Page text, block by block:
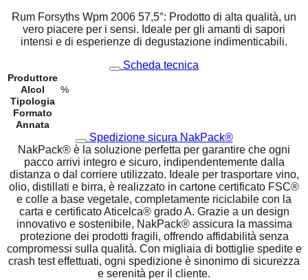
Rum Forsyths Wpm 2006 57,5°: Prodotto di alta qualità, un
vero piacere per i sensi. Ideale per gli amanti di sapori
intensi e di esperienze di degustazione indimenticabili.
Scheda tecnica
Produttore
Alcol
%
Tipologia
Formato
Annata
Spedizione sicura NakPack®
NakPack® è la soluzione perfetta per garantire che ogni
pacco arrivi integro e sicuro, indipendentemente dalla
distanza o dal corriere utilizzato. Ideale per trasportare vino,
olio, distillati e birra, è realizzato in cartone certificato FSC®
e colle a base vegetale, completamente riciclabile con la
carta e certificato Aticelca® grado A. Grazie a un design
innovativo e sostenibile, NakPack® assicura la massima
protezione dei prodotti fragili, offrendo affidabilità senza
compromessi sulla qualità. Con migliaia di bottiglie spedite e
crash test effettuati, ogni spedizione è sinonimo di sicurezza
e serenità per il cliente.